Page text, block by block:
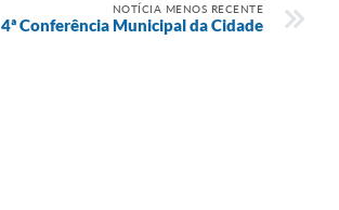
NOTÍCIA MENOS RECENTE
4ª Conferência Municipal da Cidade